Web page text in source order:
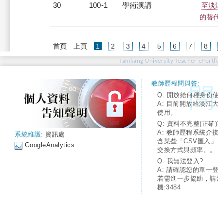
30 100-1 學術演講
至淡
的替
首頁 上頁 1 (current)
2 3 4 5 6 7 8
Tamkang University Teacher
系統維護: 資訊處
GoogleAnalytics
教師歷程問與答:
Q: 開放給何種身份
A: 目前開放給淡江
使用。
Q: 資料不完整(正確
A: 教師歷程系統介
含某些「CSV匯入
交換方式與頻率。。
Q: 我無法登入?
A: 請確認您的單一
若需進一步協助，
機:3484